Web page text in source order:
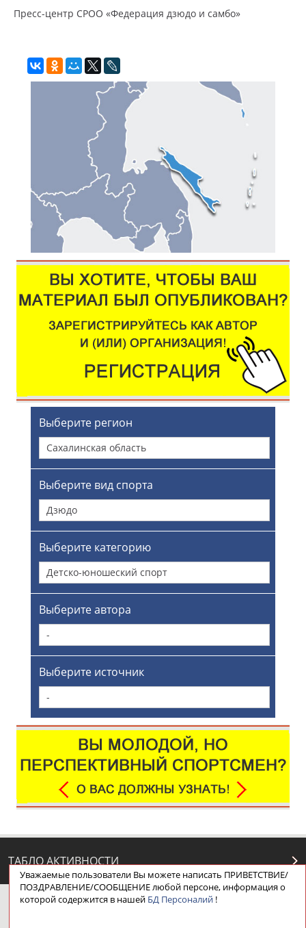
Пресс-центр СРОО «Федерация дзюдо и самбо»
Выберите регион
Сахалинская область
Выберите вид спорта
Дзюдо
Выберите категорию
Детско-юношеский спорт
Выберите автора
-
Выберите источник
-
ТАБЛО АКТИВНОСТИ
ЦЕЛИ ПРОЕКТА НАШИ КНОПКИ
Уважаемые пользователи Вы можете написать ПРИВЕТСТВИЕ/
ПОЗДРАВЛЕНИЕ/СООБЩЕНИЕ любой персоне, информация о
которой содержится в нашей БД Персоналий!